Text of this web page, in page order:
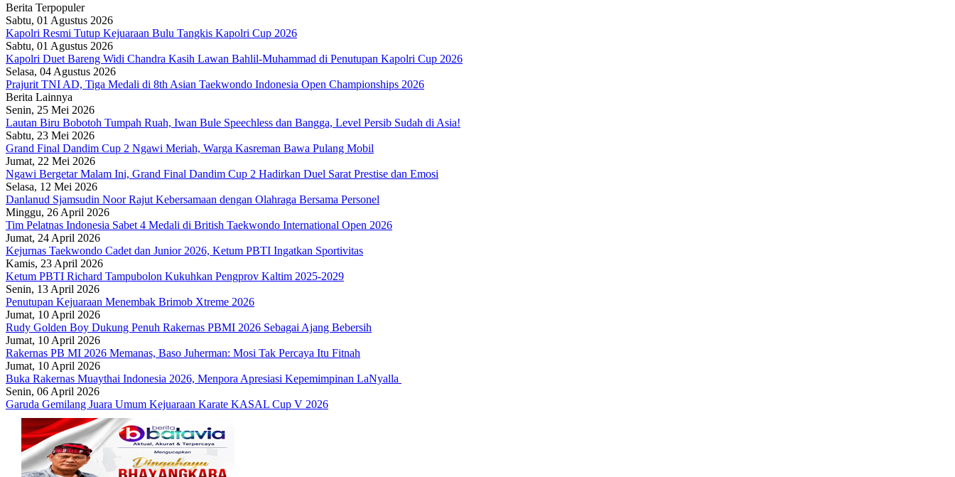
Berita Terpopuler
Sabtu, 01 Agustus 2026
Kapolri Resmi Tutup Kejuaraan Bulu Tangkis Kapolri Cup 2026
Sabtu, 01 Agustus 2026
Kapolri Duet Bareng Widi Chandra Kasih Lawan Bahlil-Muhammad di Penutupan Kapolri Cup 2026
Selasa, 04 Agustus 2026
Prajurit TNI AD, Tiga Medali di 8th Asian Taekwondo Indonesia Open Championships 2026
Berita Lainnya
Senin, 25 Mei 2026
Lautan Biru Bobotoh Tumpah Ruah, Iwan Bule Speechless dan Bangga, Level Persib Sudah di Asia!
Sabtu, 23 Mei 2026
Grand Final Dandim Cup 2 Ngawi Meriah, Warga Kasreman Bawa Pulang Mobil
Jumat, 22 Mei 2026
Ngawi Bergetar Malam Ini, Grand Final Dandim Cup 2 Hadirkan Duel Sarat Prestise dan Emosi
Selasa, 12 Mei 2026
Danlanud Sjamsudin Noor Rajut Kebersamaan dengan Olahraga Bersama Personel
Minggu, 26 April 2026
Tim Pelatnas Indonesia Sabet 4 Medali di British Taekwondo International Open 2026
Jumat, 24 April 2026
Kejurnas Taekwondo Cadet dan Junior 2026, Ketum PBTI Ingatkan Sportivitas
Kamis, 23 April 2026
Ketum PBTI Richard Tampubolon Kukuhkan Pengprov Kaltim 2025-2029
Senin, 13 April 2026
Penutupan Kejuaraan Menembak Brimob Xtreme 2026
Jumat, 10 April 2026
Rudy Golden Boy Dukung Penuh Rakernas PBMI 2026 Sebagai Ajang Bebersih
Jumat, 10 April 2026
Rakernas PB MI 2026 Memanas, Baso Juherman: Mosi Tak Percaya Itu Fitnah
Jumat, 10 April 2026
Buka Rakernas Muaythai Indonesia 2026, Menpora Apresiasi Kepemimpinan LaNyalla
Senin, 06 April 2026
Garuda Gemilang Juara Umum Kejuaraan Karate KASAL Cup V 2026